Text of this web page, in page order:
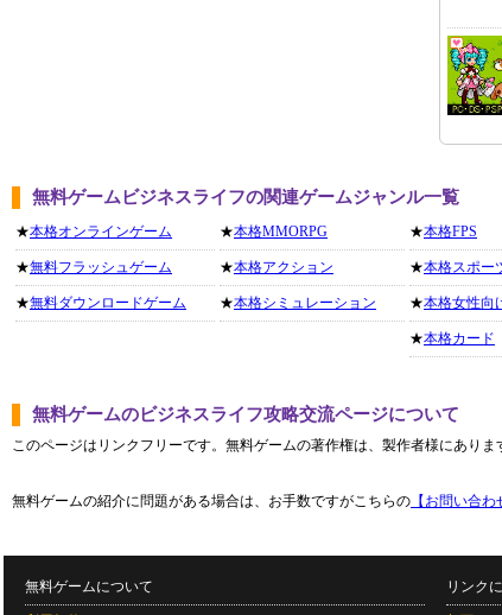
無料ゲームビジネスライフの関連ゲームジャンル一覧
★本格オンラインゲーム
★無料フラッシュゲーム
★無料ダウンロードゲーム
★本格MMORPG
★本格アクション
★本格シミュレーション
★本格FPS
★本格スポー
★本格女性向
★本格カード
無料ゲームのビジネスライフ攻略交流ページについて
このページはリンクフリーです。無料ゲームの著作権は、製作者様にありま
無料ゲームの紹介に問題がある場合は、お手数ですがこちらの 【お問い合わ
無料ゲームについて リンク